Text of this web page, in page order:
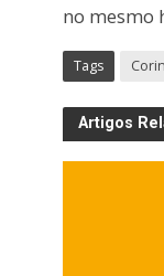
no mesmo
Tags
Artigos